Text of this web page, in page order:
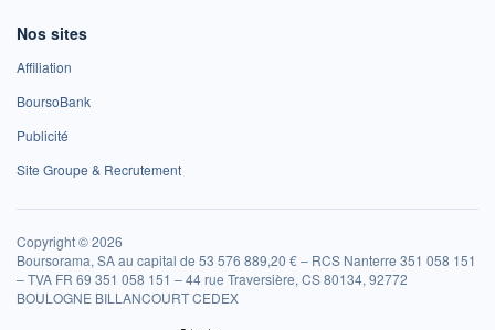
Nos sites
Affiliation
BoursoBank
Publicité
Site Groupe & Recrutement
Copyright © 2026
Boursorama, SA au capital de 53 576 889,20 € – RCS Nanterre 351 058 151
– TVA FR 69 351 058 151 – 44 rue Traversière, CS 80134, 92772
BOULOGNE BILLANCOURT CEDEX